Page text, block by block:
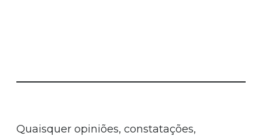
Quaisquer opiniões, constatações,